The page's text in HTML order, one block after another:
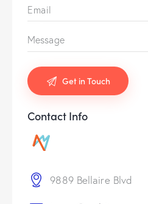
Contact Info
9889 Bellaire Blvd